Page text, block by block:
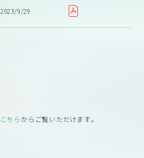
2023/9/29
こちら からご覧いただけます。